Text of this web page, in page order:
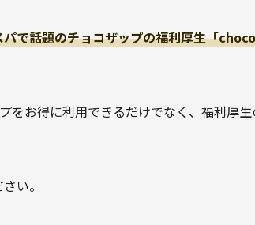
で話題のチョコザップの福利厚生「
をお得に利用できるだけでなく、福利厚
い。